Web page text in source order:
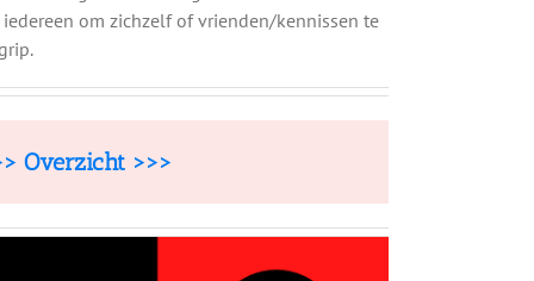
om zichzelf of vrienden/kennissen te
Overzicht >>>